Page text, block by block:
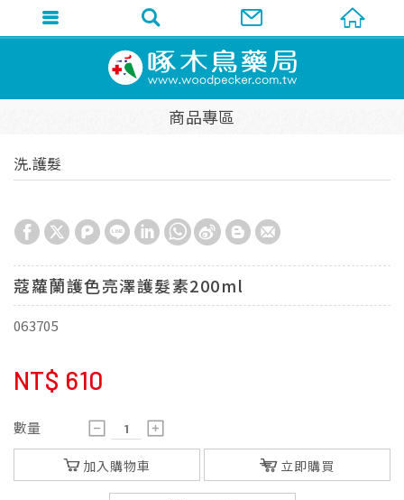
商品專區
洗.護髮
蔻蘿蘭護色亮澤護髮素200ml
063705
NT$ 610
數量
加入購物車 立即購買